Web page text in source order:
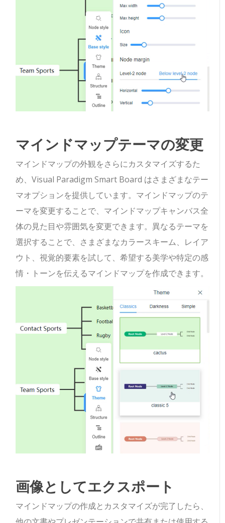
マインドマップテーマの変更
マインドマップの外観をさらにカスタマイズするた
め、Visual Paradigm Smart Board はさまざまなテー
マオプションを提供しています。マインドマップのテ
ーマを変更することで、マインドマップキャンバス全
体の見た目や雰囲気を変更できます。異なるテーマを
選択することで、さまざまなカラースキーム、レイア
ウト、視覚的要素を試して、希望する美学や特定の感
情・トーンを伝えるマインドマップを作成できます。
画像としてエクスポート
マインドマップの作成とカスタマイズが完了したら、